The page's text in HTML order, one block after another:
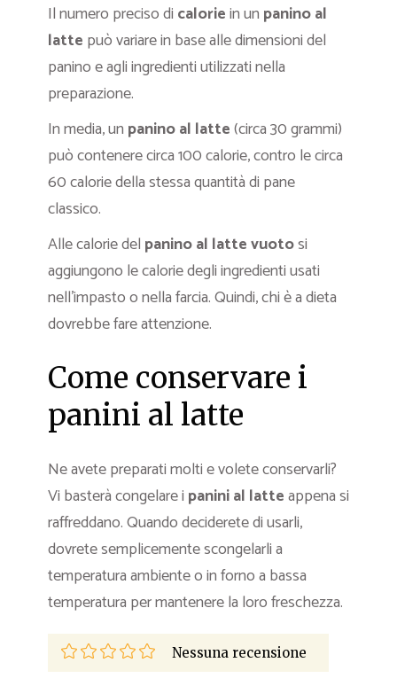
Il numero preciso di caloriein un panino al
latte può variare in base alle dimensioni del
panino e agli ingredienti utilizzati nella
preparazione.
In media, un panino al latte(circa 30 grammi)
può contenere circa 100 calorie, contro le circa
60 calorie della stessa quantità di pane
classico.
Alle calorie del panino al latte vuotosi
aggiungono le calorie degli ingredienti usati
nell’impasto o nella farcia. Quindi, chi è a dieta
dovrebbe fare attenzione.
Come conservare i
panini al latte
Ne avete preparati molti e volete conservarli?
Vi basterà congelare i panini al latteappena si
raffreddano. Quando deciderete di usarli,
dovrete semplicemente scongelarli a
temperatura ambiente o in forno a bassa
temperatura per mantenere la loro freschezza.
Nessuna recensione